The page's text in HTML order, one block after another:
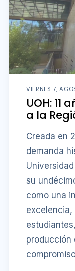
VIERNES 7,
UOH: 11
a la
Creada en
demanda
su
como una
producción